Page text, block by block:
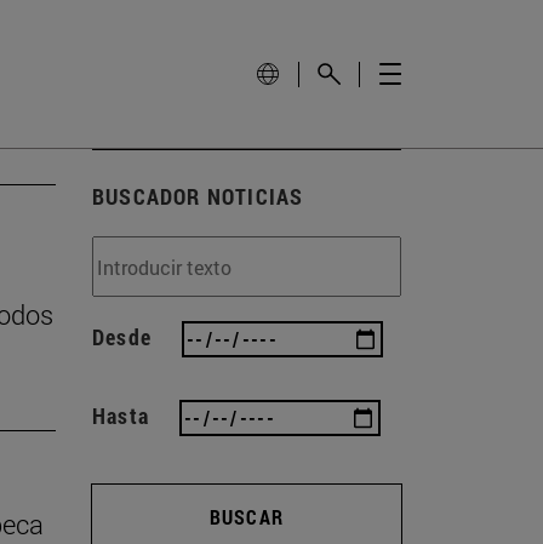
BUSCADOR NOTICIAS
Desde
Hasta
BUSCAR